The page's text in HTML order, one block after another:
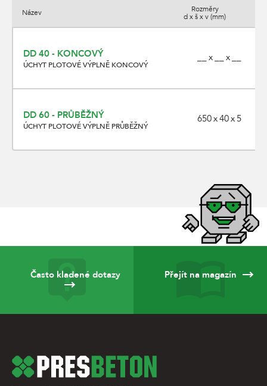
Název
Rozměry
d x š x v (mm)
DD 40 - KONCOVÝ
ÚCHYT PLOTOVÉ VÝPLNĚ KONCOVÝ
__ x __ x __
DD 60 - PRŮBĚŽNÝ
ÚCHYT PLOTOVÉ VÝPLNĚ PRŮBĚŽNÝ
650 x 40 x 5
Často kladené dotazy Přejít na magazín